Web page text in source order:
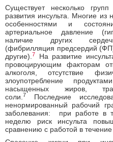
Существует несколько
развития инсульта. Многие
особенностями и
артериальное давление
наличие других
(фибрилляция предсердий
другие).7
На развитие
провоцирующим факторам
алкоголя, отсутствие
злоупотребление
насыщенных жиров,
соли.7
Последние
ненормированный рабочий
заболевания: при работе в
неделю риск инсульта
сравнению с работой в